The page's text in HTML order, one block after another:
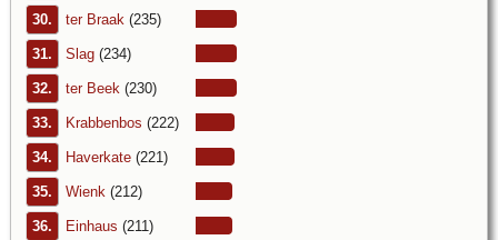
30. ter Braak (235)
31. Slag (234)
32. ter Beek (230)
33. Krabbenbos (222)
34. Haverkate (221)
35. Wienk (212)
36. Einhaus (211)